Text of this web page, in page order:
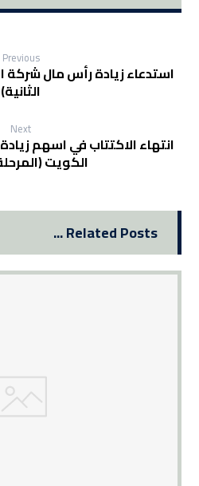
Previous
استدعاء زيادة رأس مال
الثانية)
Next
انتهاء الاكتتاب في اسهم
الكويت
Related Posts ...